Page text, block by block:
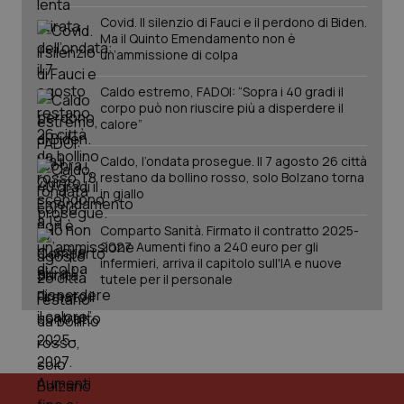
Salute orale & impianti
Sangue & coagulazione
Tiroide
Tumore al seno
Tumore ovarico
Tumori del Polmone & Testa Collo
Tumori gastrointestinali
Ulcera & Reflusso
Vaccini
Covid. Il silenzio di Fauci e il perdono di Biden.
Ma il Quinto Emendamento non è
un’ammissione di colpa
Caldo estremo, FADOI: “Sopra i 40 gradi il
corpo può non riuscire più a disperdere il
calore”
Caldo, l’ondata prosegue. Il 7 agosto 26 città
restano da bollino rosso, solo Bolzano torna
in giallo
Comparto Sanità. Firmato il contratto 2025-
2027. Aumenti fino a 240 euro per gli
infermieri, arriva il capitolo sull'IA e nuove
tutele per il personale
CookieScriptConsent
www.quotidianosanita.it
tracking-sites-ironfish-
tracking-enable
www.quotidianosanita.it
4